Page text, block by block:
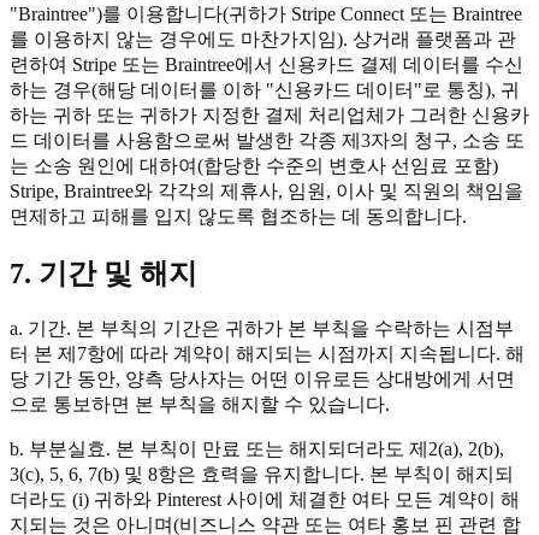
"Braintree")를 이용합니다(귀하가 Stripe Connect 또는 Braintree
를 이용하지 않는 경우에도 마찬가지임). 상거래 플랫폼과 관
련하여 Stripe 또는 Braintree에서 신용카드 결제 데이터를 수신
하는 경우(해당 데이터를 이하 "신용카드 데이터"로 통칭), 귀
하는 귀하 또는 귀하가 지정한 결제 처리업체가 그러한 신용카
드 데이터를 사용함으로써 발생한 각종 제3자의 청구, 소송 또
는 소송 원인에 대하여(합당한 수준의 변호사 선임료 포함)
Stripe, Braintree와 각각의 제휴사, 임원, 이사 및 직원의 책임을
면제하고 피해를 입지 않도록 협조하는 데 동의합니다.
7. 기간 및 해지
a. 기간. 본 부칙의 기간은 귀하가 본 부칙을 수락하는 시점부
터 본 제7항에 따라 계약이 해지되는 시점까지 지속됩니다. 해
당 기간 동안, 양측 당사자는 어떤 이유로든 상대방에게 서면
으로 통보하면 본 부칙을 해지할 수 있습니다.
b. 부분실효. 본 부칙이 만료 또는 해지되더라도 제2(a), 2(b),
3(c), 5, 6, 7(b) 및 8항은 효력을 유지합니다. 본 부칙이 해지되
더라도 (i) 귀하와 Pinterest 사이에 체결한 여타 모든 계약이 해
지되는 것은 아니며(비즈니스 약관 또는 여타 홍보 핀 관련 합